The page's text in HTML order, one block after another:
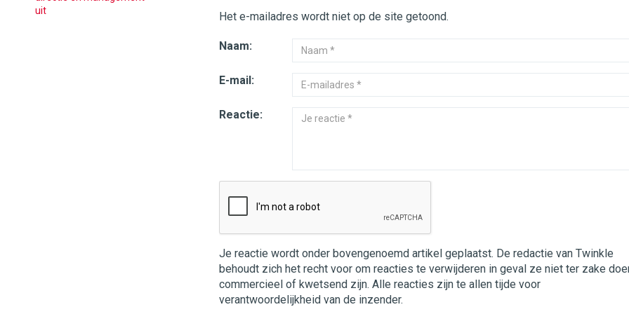
Het e-mailadres wordt niet op de site getoond.
Naam:
E-mail:
Reactie:
Je reactie wordt onder bovengenoemd artikel geplaatst. De redactie van Twinkle
behoudt zich het recht voor om reacties te verwijderen in geval ze niet ter zake
commercieel of kwetsend zijn. Alle reacties zijn te allen tijde voor
verantwoordelijkheid van de inzender.
uit